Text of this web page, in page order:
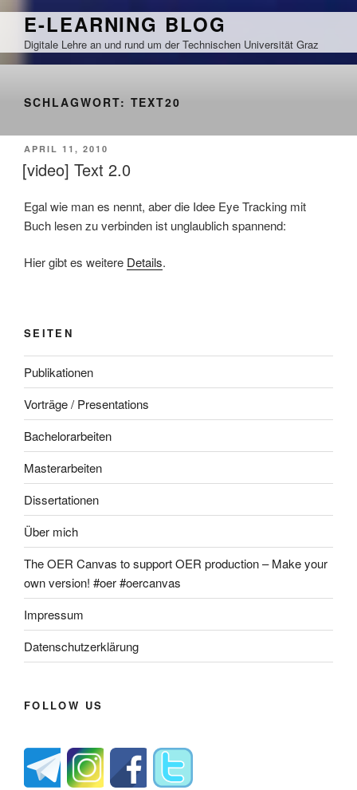
Zum
springen
E-LEARNING BLOG
Digitale Lehre an und rund um der Technischen Universität Graz
SCHLAGWORT: TEXT20
VERÖFFENTLICHT
AM
APRIL 11, 2010
[video] Text 2.0
Egal wie man es nennt, aber die Idee Eye Tracking mit
Buch lesen zu verbinden ist unglaublich spannend:
Hier gibt es weitere Details.
SEITEN
Publikationen
Vorträge / Presentations
Bachelorarbeiten
Masterarbeiten
Dissertationen
Über mich
The OER Canvas to support OER production – Make your
own version! #oer #oercanvas
Impressum
Datenschutzerklärung
FOLLOW US